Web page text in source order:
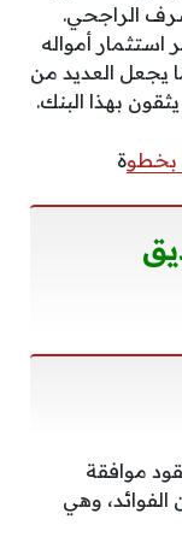
الراجحي.
أمواله
يجعل العديد من
بهذا البنك.
بخطوة
موافقة
الفوائد، وهي